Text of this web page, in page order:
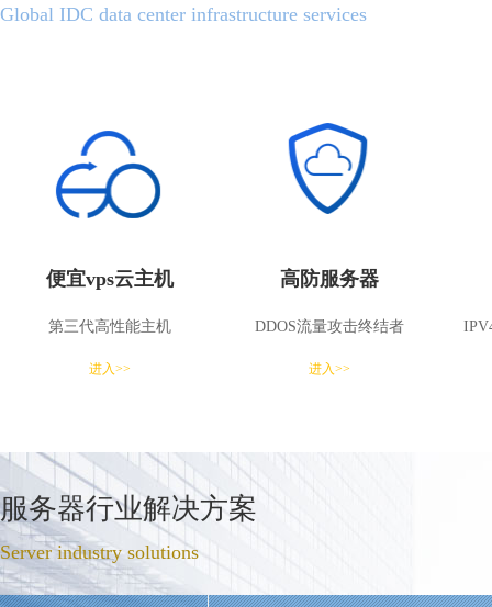
Global IDC data center infrastructure services
便宜vps云主机
第三代高性能主机
进入>>
高防服务器
DDOS流量攻击终结者
进入>>
服务器行业解决方案
Server industry solutions